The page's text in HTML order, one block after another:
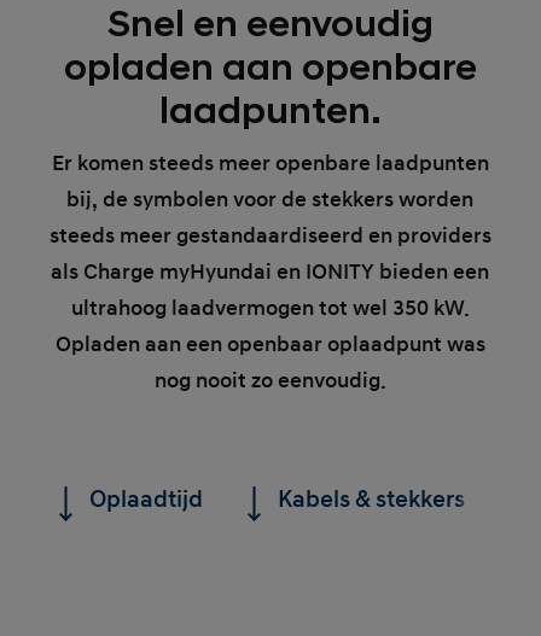
Snel en eenvoudig
opladen aan openbare
laadpunten.
Er komen steeds meer openbare laadpunten
bij, de symbolen voor de stekkers worden
steeds meer gestandaardiseerd en providers
als Charge myHyundai en IONITY bieden een
ultrahoog laadvermogen tot wel 350 kW.
Opladen aan een openbaar oplaadpunt was
nog nooit zo eenvoudig.
Oplaadtijd Kabels & stekkers